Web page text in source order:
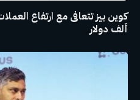
ألف دولار